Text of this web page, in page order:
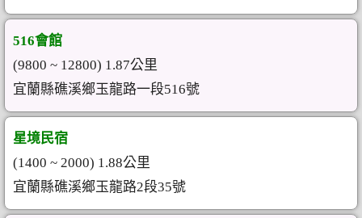
516會館
(9800 ~ 12800) 1.87公里
宜蘭縣礁溪鄉玉龍路一段516號
星境民宿
(1400 ~ 2000) 1.88公里
宜蘭縣礁溪鄉玉龍路2段35號